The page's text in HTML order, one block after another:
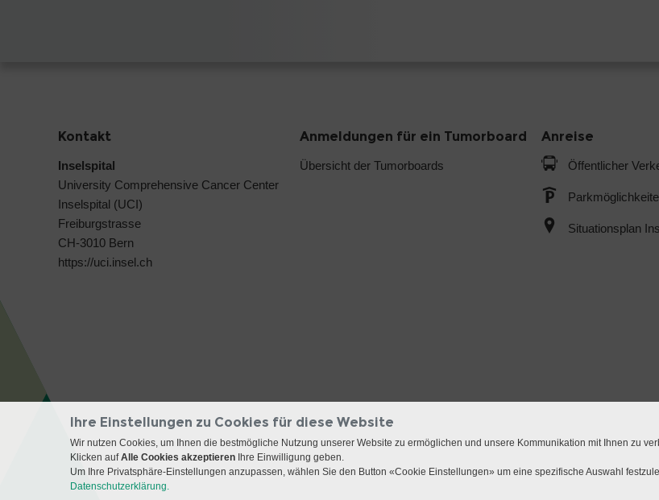
Kontakt
Inselspital
University Comprehensive Cancer Center
Inselspital (UCI)
Freiburgstrasse
CH-3010 Bern
https://uci.insel.ch
Anmeldungen für ein Tumorboard
Übersicht der Tumorboards
Anreise
Öffentlicher
Situationsplan
Ihre Einstellungen zu Cookies für diese Website
Wir nutzen Cookies, um Ihnen die bestmögliche Nutzung unserer Website zu ermöglichen und unsere Kommunikation mit Ihnen zu
Klicken aufAlle Cookies akzeptieren Ihre Einwilligung geben.
Um Ihre Privatsphäre-Einstellungen anzupassen, wählen Sie den Button «Cookie Einstellungen» um eine spezifische Auswahl
Datenschutzerklärung.